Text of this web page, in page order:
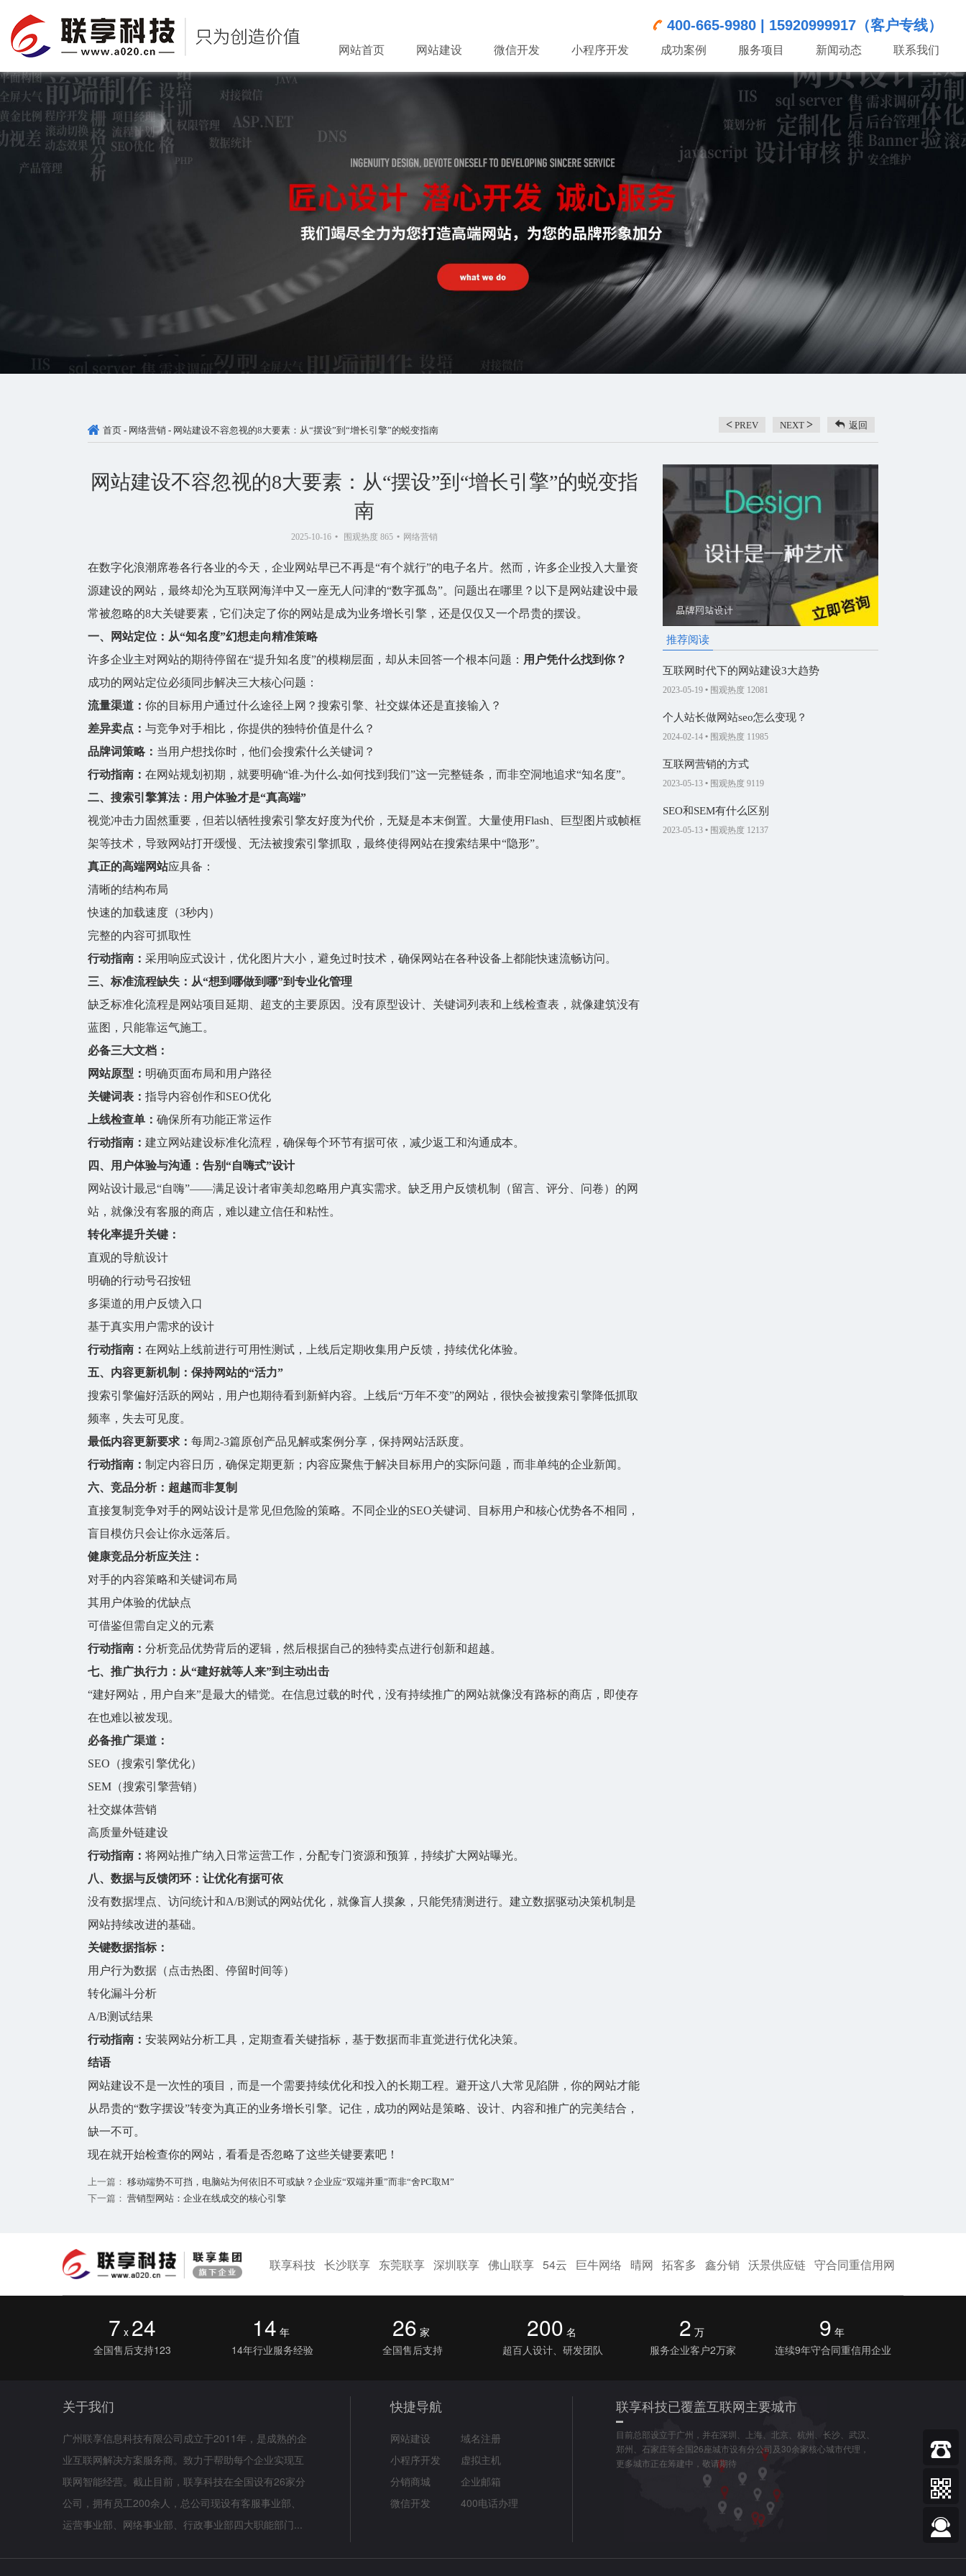
400-665-9980 | 15920999917（客户专线）
网站首页 网站建设 微信开发 小程序开发 成功案例 服务项目 新闻动态 联系我们
首页 - 网络营销 - 网站建设不容忽视的8大要素：从“摆设”到“增长引擎”的蜕变指南 < PREV NEXT > 返回
网站建设不容忽视的8大要素：从“摆设”到“增长引擎”的蜕变指
南
2025-10-16 • 围观热度 865 • 网络营销
在数字化浪潮席卷各行各业的今天， 企业网站早已不再是“有个就行”的电子名片。然而，许多企业投入大量资
源建设的网站，最终却沦为互联网海洋中又一座无人问津的“数字孤岛”。问题出在哪里？以下是网站建设中最
常被忽略的8大关键要素，它们决定了你的网站是成为业务增长引擎，还是仅仅又一个昂贵的摆设。
一、网站定位：从“知名度”幻想走向精准策略
许多企业主对网站的期待停留在“提升知名度”的模糊层面，却从未回答一个根本问题： 用户凭什么找到你？
成功的网站定位必须同步解决三大核心问题：
流量渠道： 你的目标用户通过什么途径上网？搜索引擎、社交媒体还是直接输入？
差异卖点： 与竞争对手相比，你提供的独特价值是什么？
品牌词策略： 当用户想找你时，他们会搜索什么关键词？
行动指南： 在网站规划初期，就要明确“谁-为什么-如何找到我们”这一完整链条，而非空洞地追求“知名度”。
二、搜索引擎算法：用户体验才是“真高端”
视觉冲击力固然重要，但若以牺牲搜索引擎友好度为代价，无疑是本末倒置。大量使用Flash、巨型图片或帧框
架等技术，导致网站打开缓慢、无法被搜索引擎抓取，最终使得网站在搜索结果中“隐形”。
真正的高端网站应具备：
清晰的结构布局
快速的加载速度（3秒内）
完整的内容可抓取性
行动指南： 采用响应式设计，优化图片大小，避免过时技术，确保网站在各种设备上都能快速流畅访问。
三、标准流程缺失：从“想到哪做到哪”到专业化管理
缺乏标准化流程是网站项目延期、超支的主要原因。没有原型设计、关键词列表和上线检查表，就像建筑没有
蓝图，只能靠运气施工。
必备三大文档：
网站原型： 明确页面布局和用户路径
关键词表： 指导内容创作和SEO优化
上线检查单： 确保所有功能正常运作
行动指南： 建立网站建设标准化流程，确保每个环节有据可依，减少返工和沟通成本。
四、用户体验与沟通：告别“自嗨式”设计
网站设计最忌“自嗨”——满足设计者审美却忽略用户真实需求。缺乏用户反馈机制（留言、评分、问卷）的网
站，就像没有客服的商店，难以建立信任和粘性。
转化率提升关键：
直观的导航设计
明确的行动号召按钮
多渠道的用户反馈入口
基于真实用户需求的设计
行动指南： 在网站上线前进行可用性测试，上线后定期收集用户反馈，持续优化体验。
五、内容更新机制：保持网站的“活力”
搜索引擎偏好活跃的网站，用户也期待看到新鲜内容。上线后“万年不变”的网站，很快会被搜索引擎降低抓取
频率，失去可见度。
最低内容更新要求： 每周2-3篇原创产品见解或案例分享，保持网站活跃度。
行动指南： 制定内容日历，确保定期更新；内容应聚焦于解决目标用户的实际问题，而非单纯的企业新闻。
六、竞品分析：超越而非复制
直接复制竞争对手的网站设计是常见但危险的策略。不同企业的SEO关键词、目标用户和核心优势各不相同，
盲目模仿只会让你永远落后。
健康竞品分析应关注：
对手的内容策略和关键词布局
其用户体验的优缺点
可借鉴但需自定义的元素
行动指南： 分析竞品优势背后的逻辑，然后根据自己的独特卖点进行创新和超越。
七、推广执行力：从“建好就等人来”到主动出击
“建好网站，用户自来”是最大的错觉。在信息过载的时代，没有持续推广的网站就像没有路标的商店，即使存
在也难以被发现。
必备推广渠道：
SEO（搜索引擎优化）
SEM（搜索引擎营销）
社交媒体营销
高质量外链建设
行动指南： 将网站推广纳入日常运营工作，分配专门资源和预算，持续扩大网站曝光。
八、数据与反馈闭环：让优化有据可依
没有数据埋点、访问统计和A/B测试的网站优化，就像盲人摸象，只能凭猜测进行。建立数据驱动决策机制是
网站持续改进的基础。
关键数据指标：
用户行为数据（点击热图、停留时间等）
转化漏斗分析
A/B测试结果
行动指南： 安装网站分析工具，定期查看关键指标，基于数据而非直觉进行优化决策。
结语
网站建设不是一次性的项目，而是一个需要持续优化和投入的长期工程。避开这八大常见陷阱，你的网站才能
从昂贵的“数字摆设”转变为真正的业务增长引擎。记住，成功的网站是策略、设计、内容和推广的完美结合，
缺一不可。
现在就开始检查你的网站，看看是否忽略了这些关键要素吧！
上一篇： 移动端势不可挡，电脑站为何依旧不可或缺？企业应“双端并重”而非“舍PC取M”
下一篇： 营销型网站：企业在线成交的核心引擎
推荐阅读
互联网时代下的网站建设3大趋势
2023-05-19 • 围观热度 12081
个人站长做网站seo怎么变现？
2024-02-14 • 围观热度 11985
互联网营销的方式
2023-05-13 • 围观热度 9119
SEO和SEM有什么区别
2023-05-13 • 围观热度 12137
联享科技 长沙联享 东莞联享 深圳联享 佛山联享 54云 巨牛网络 晴网 拓客多 鑫分销 沃景供应链 守合同重信用网
7 x 24
全国售后支持123
14 年
14年行业服务经验
26 家
全国售后支持
200 名
超百人设计、研发团队
2 万
服务企业客户2万家
9 年
连续9年守合同重信用企业
关于我们
广州联享信息科技有限公司成立于2011年，是成熟的企
业互联网解决方案服务商。致力于帮助每个企业实现互
联网智能经营。截止目前，联享科技在全国设有26家分
公司，拥有员工200余人，总公司现设有客服事业部、
运营事业部、网络事业部、行政事业部四大职能部门...
快捷导航
网站建设
域名注册
小程序开发
虚拟主机
分销商城
企业邮箱
微信开发
400电话办理
联享科技已覆盖互联网主要城市
目前总部设立于广州，并在深圳、上海、北京、杭州、长沙、武汉、
郑州、石家庄等全国26座城市设有分公司及30余家核心城市代理，
更多城市正在筹建中，敬请期待